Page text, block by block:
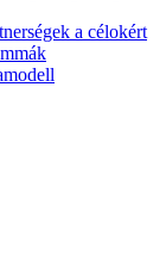
a célokért